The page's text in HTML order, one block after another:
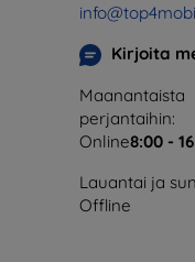
Kirjoita
Maanantaista
perjantaihin:
Online8:00 -
Lauantai ja
Offline